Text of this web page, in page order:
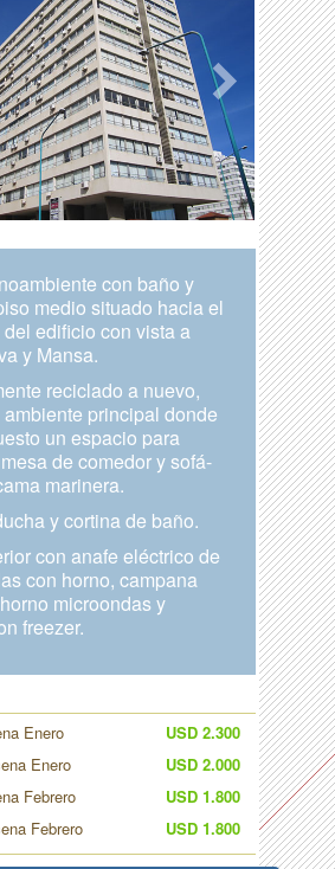
con baño y
medio situado hacia el
edificio con vista a
y Mansa.
reciclado a nuevo,
principal donde
un espacio para
de comedor y sofá-
marinera.
y cortina de baño.
con anafe eléctrico de
con horno, campana
microondas y
freezer.
Enero
USD 2.300
Enero
USD 2.000
Febrero
USD 1.800
Febrero
USD 1.800